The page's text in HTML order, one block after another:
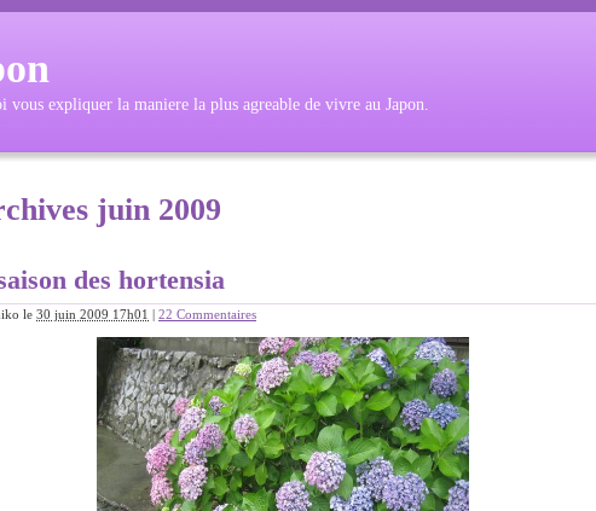
vous expliquer la maniere la plus agreable de vivre au Japon.
juin 2009
des hortensia
le 30 juin 2009 17h01 | 22 Commentaires